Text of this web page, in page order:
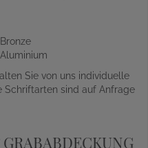
Sie von uns individuelle
Schriftarten sind auf Anfrage